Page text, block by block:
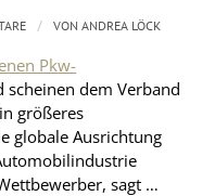
Pkw-
scheinen dem Verband
größeres
globale Ausrichtung
sagt …
/ VONANDREA LÖCK